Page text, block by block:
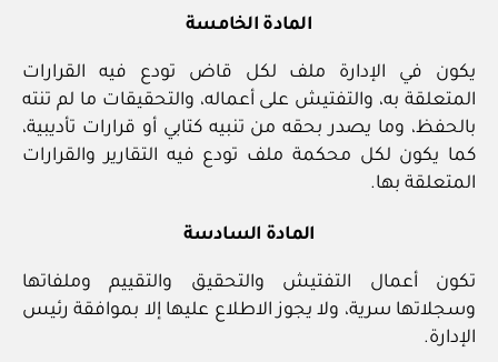
المادة الخامسة
يكون في الإدارة ملف لكل قاض تودع فيه القرارات
المتعلقة به، والتفتيش على أعماله، والتحقيقات ما لم تنته
بالحفظ، وما يصدر بحقه من تنبيه كتابي أو قرارات تأديبية،
كما يكون لكل محكمة ملف تودع فيه التقارير والقرارات
المتعلقة بها.
المادة السادسة
تكون أعمال التفتيش والتحقيق والتقييم وملفاتها
وسجلاتها سرية، ولا يجوز الاطلاع عليها إلا بموافقة رئيس
الإدارة.